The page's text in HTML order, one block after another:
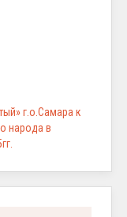
г.о.Самара к
народа в